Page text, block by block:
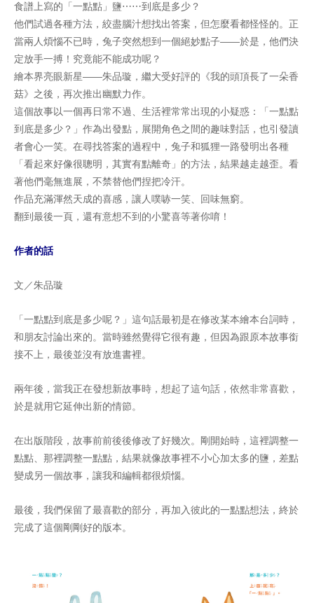
食譜上寫的「一點點」鹽⋯⋯到底是多少？
他們試過各種方法，絞盡腦汁想找出答案，但怎麼看都怪怪的。正
當兩人煩惱不已時，兔子突然想到一個絕妙點子——於是，他們決
定放手一搏！究竟能不能成功呢？
繪本界亮眼新星——朱品璇，繼大受好評的《我的頭頂長了一朵香
菇》之後，再次推出幽默力作。
這個故事以一個再日常不過、生活裡常常出現的小疑惑：「一點點
到底是多少？」作為出發點，展開角色之間的趣味對話，也引發讀
者會心一笑。在尋找答案的過程中，兔子和狐狸一路發明出各種
「看起來好像很聰明，其實有點離奇」的方法，結果越走越歪。看
著他們毫無進展，不禁替他們捏把冷汗。
作品充滿渾然天成的喜感，讓人噗哧一笑、回味無窮。
翻到最後一頁，還有意想不到的小驚喜等著你唷！
作者的話
文／朱品璇
「一點點到底是多少呢？」這句話最初是在修改某本繪本台詞時，
和朋友討論出來的。當時雖然覺得它很有趣，但因為跟原本故事銜
接不上，最後並沒有放進書裡。
兩年後，當我正在發想新故事時，想起了這句話，依然非常喜歡，
於是就用它延伸出新的情節。
在出版階段，故事前前後後修改了好幾次。剛開始時，這裡調整一
點點、那裡調整一點點，結果就像故事裡不小心加太多的鹽，差點
變成另一個故事，讓我和編輯都很煩惱。
最後，我們保留了最喜歡的部分，再加入彼此的一點點想法，終於
完成了這個剛剛好的版本。